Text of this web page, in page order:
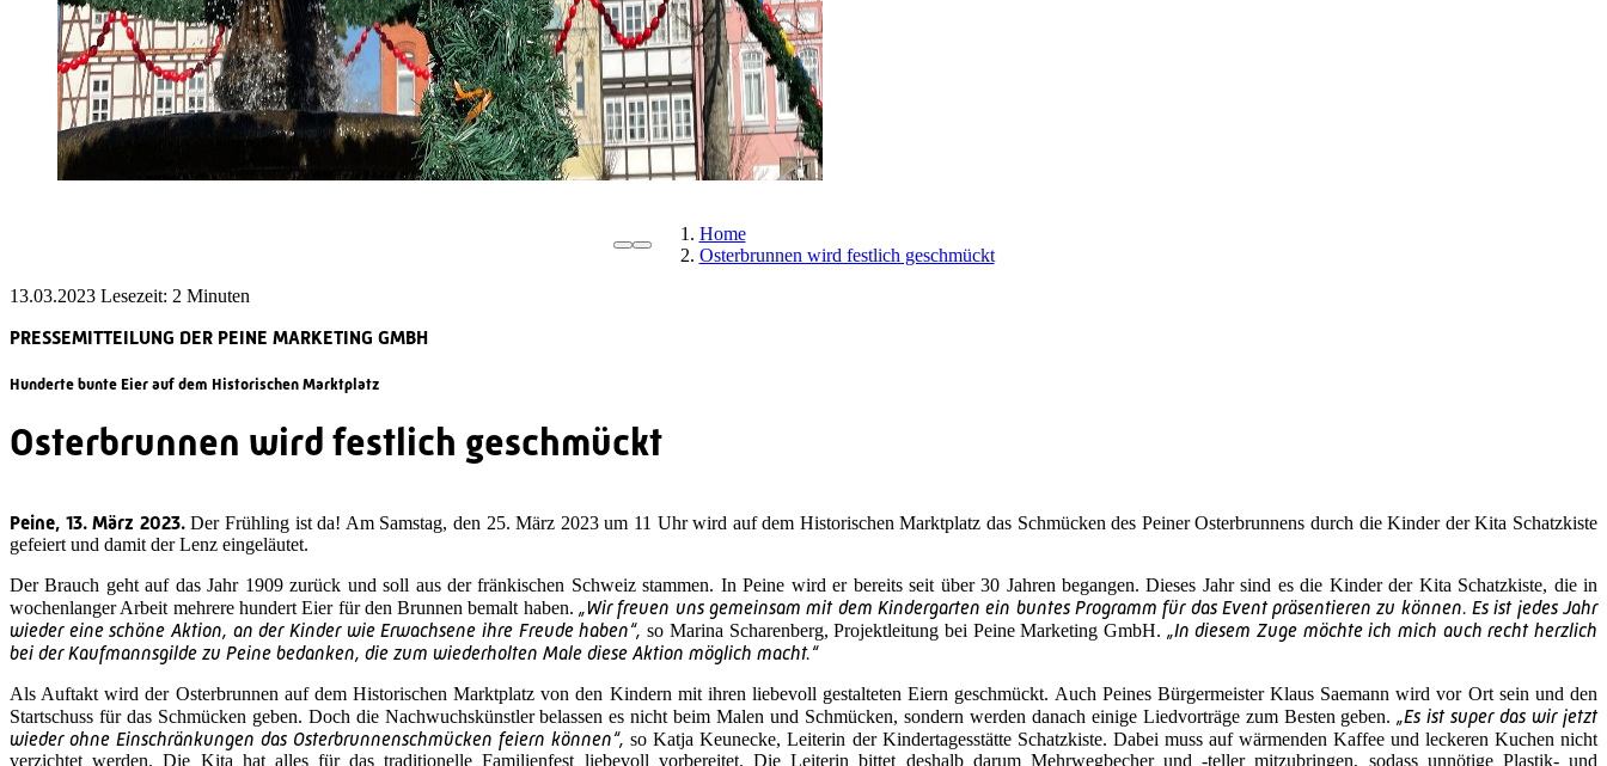
Home
Osterbrunnen wird festlich geschmückt
13.03.2023 Lesezeit:
PRESSEMITTEILUNG DER PEINE MARKETING GMBH
Hunderte bunte Eier auf dem Historischen Marktplatz
Osterbrunnen wird festlich geschmückt
Peine, 13. März 2023.Der Frühling ist da! Am Samstag, den 25. März 2023 um 11 Uhr wird auf dem Historischen Marktplatz das Schmücken des Peiner Osterbrunnens durch die Kinder der Kita Schatzkiste
gefeiert und damit der Lenz eingeläutet.
Der Brauch geht auf das Jahr 1909 zurück und soll aus der fränkischen Schweiz stammen. In Peine wird er bereits seit über 30 Jahren begangen. Dieses Jahr sind es die Kinder der Kita Schatzkiste, die in
wochenlanger Arbeit mehrere hundert Eier für den Brunnen bemalt haben.„Wir freuen uns gemeinsam mit dem Kindergarten ein buntes Programm für das Event präsentieren zu können. Es ist jedes Jahr
wieder eine schöne Aktion, an der Kinder wie Erwachsene ihre Freude haben“,so Marina Scharenberg, Projektleitung bei Peine Marketing GmbH. „In diesem Zuge möchte ich mich auch recht herzlich
bei der Kaufmannsgilde zu Peine bedanken, die zum wiederholten Male diese Aktion möglich macht.“
Als Auftakt wird der Osterbrunnen auf dem Historischen Marktplatz von den Kindern mit ihren liebevoll gestalteten Eiern geschmückt. Auch Peines Bürgermeister Klaus Saemann wird vor Ort sein und den
Startschuss für das Schmücken geben. Doch die Nachwuchskünstler belassen es nicht beim Malen und Schmücken, sondern werden danach einige Liedvorträge zum Besten geben.„Es ist super das wir jetzt
wieder ohne Einschränkungen das Osterbrunnenschmücken feiern können“, so Katja Keunecke, Leiterin der Kindertagesstätte Schatzkiste. Dabei muss auf wärmenden Kaffee und leckeren Kuchen nicht
verzichtet werden. Die Kita hat alles für das traditionelle Familienfest liebevoll vorbereitet. Die Leiterin bittet deshalb darum Mehrwegbecher und -teller mitzubringen, sodass unnötige Plastik- und